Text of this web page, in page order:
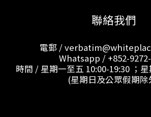
聯絡我們
電郵 /
Whatsapp / +852-
時間 / 星期一至五 10:00-19:30 ；
(星期日及公眾假期除